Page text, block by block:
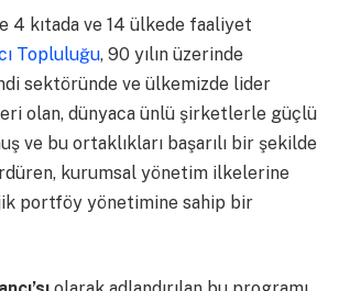
4 kıtada ve 14 ülkede faaliyet
Topluluğu, 90 yılın üzerinde
sektöründe ve ülkemizde lider
olan, dünyaca ünlü şirketlerle güçlü
ve bu ortaklıkları başarılı bir şekilde
kurumsal yönetim ilkelerine
portföy yönetimine sahip bir